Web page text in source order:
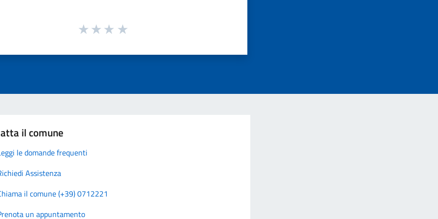
il comune
le domande frequenti
Assistenza
il comune (+39) 0712221
un appuntamento